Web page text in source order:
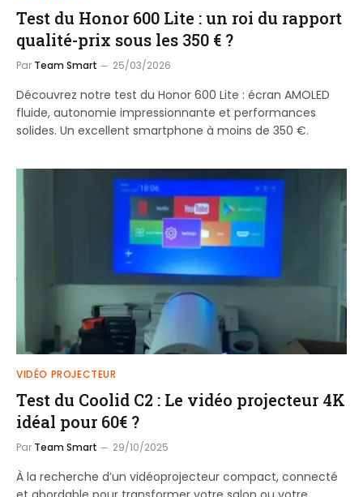
Test du Honor 600 Lite : un roi du rapport
qualité-prix sous les 350 € ?
Par Team Smart 25/03/2026
Découvrez notre test du Honor 600 Lite : écran AMOLED
fluide, autonomie impressionnante et performances
solides. Un excellent smartphone à moins de 350 €.
VIDÉO PROJECTEUR
Test du Coolid C2 : Le vidéo projecteur 4K
idéal pour 60€ ?
Par Team Smart 29/10/2025
À la recherche d’un vidéoprojecteur compact, connecté